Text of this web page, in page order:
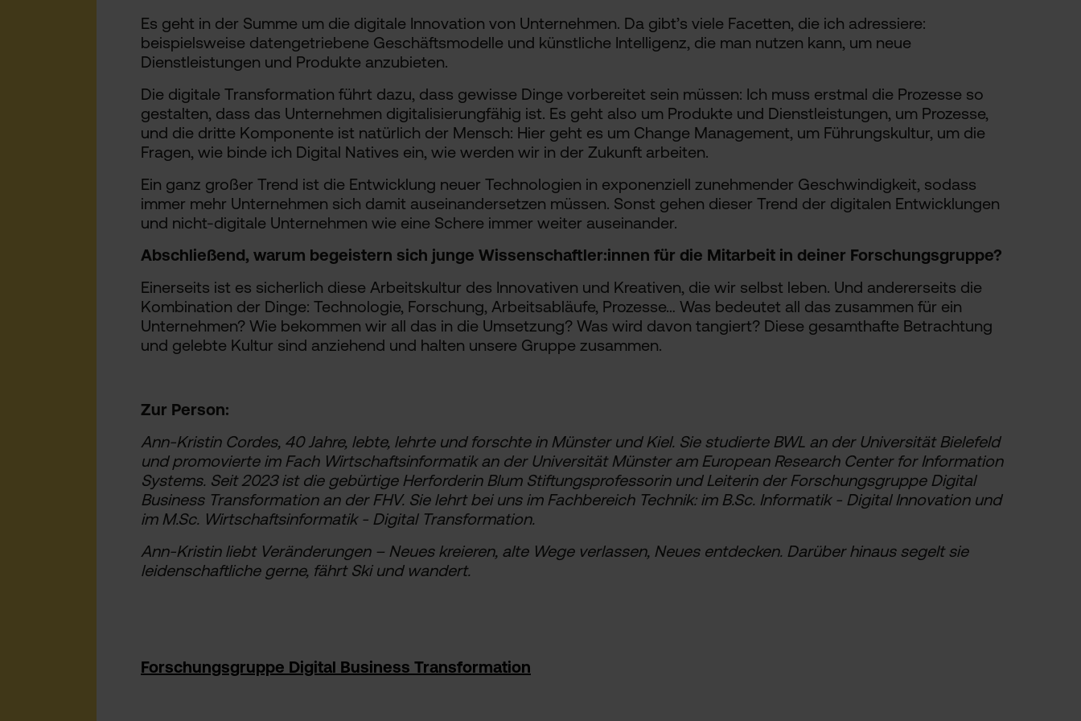
Es geht in der Summe um die digitale Innovation von Unternehmen. Da gibt’s viele Facetten, die ich adressiere:
beispielsweise datengetriebene Geschäftsmodelle und künstliche Intelligenz, die man nutzen kann, um neue
Dienstleistungen und Produkte anzubieten.
Die digitale Transformation führt dazu, dass gewisse Dinge vorbereitet sein müssen: Ich muss erstmal die Prozesse so
gestalten, dass das Unternehmen digitalisierungfähig ist. Es geht also um Produkte und Dienstleistungen, um Prozesse,
und die dritte Komponente ist natürlich der Mensch: Hier geht es um Change Management, um Führungskultur, um die
Fragen, wie binde ich Digital Natives ein, wie werden wir in der Zukunft arbeiten.
Ein ganz großer Trend ist die Entwicklung neuer Technologien in exponenziell zunehmender Geschwindigkeit, sodass
immer mehr Unternehmen sich damit auseinandersetzen müssen. Sonst gehen dieser Trend der digitalen Entwicklungen
und nicht-digitale Unternehmen wie eine Schere immer weiter auseinander.
Abschließend, warum begeistern sich junge Wissenschaftler:innen für die Mitarbeit in deiner Forschungsgruppe?
Einerseits ist es sicherlich diese Arbeitskultur des Innovativen und Kreativen, die wir selbst leben. Und andererseits die
Kombination der Dinge: Technologie, Forschung, Arbeitsabläufe, Prozesse… Was bedeutet all das zusammen für ein
Unternehmen? Wie bekommen wir all das in die Umsetzung? Was wird davon tangiert? Diese gesamthafte Betrachtung
und gelebte Kultur sind anziehend und halten unsere Gruppe zusammen.
Zur Person:
Ann-Kristin Cordes, 40 Jahre, lebte, lehrte und forschte in Münster und Kiel. Sie studierte BWL an der Universität Bielefeld
und promovierte im Fach Wirtschaftsinformatik an der Universität Münster am European Research Center for Information
Systems. Seit 2023 ist die gebürtige Herforderin Blum Stiftungsprofessorin und Leiterin der Forschungsgruppe Digital
Business Transformation an der FHV. Sie lehrt bei uns im Fachbereich Technik: im B.Sc. Informatik - Digital Innovation und
im M.Sc. Wirtschaftsinformatik - Digital Transformation.
Ann-Kristin liebt Veränderungen – Neues kreieren, alte Wege verlassen, Neues entdecken. Darüber hinaus segelt sie
leidenschaftliche gerne, fährt Ski und wandert.
Forschungsgruppe Digital Business Transformation